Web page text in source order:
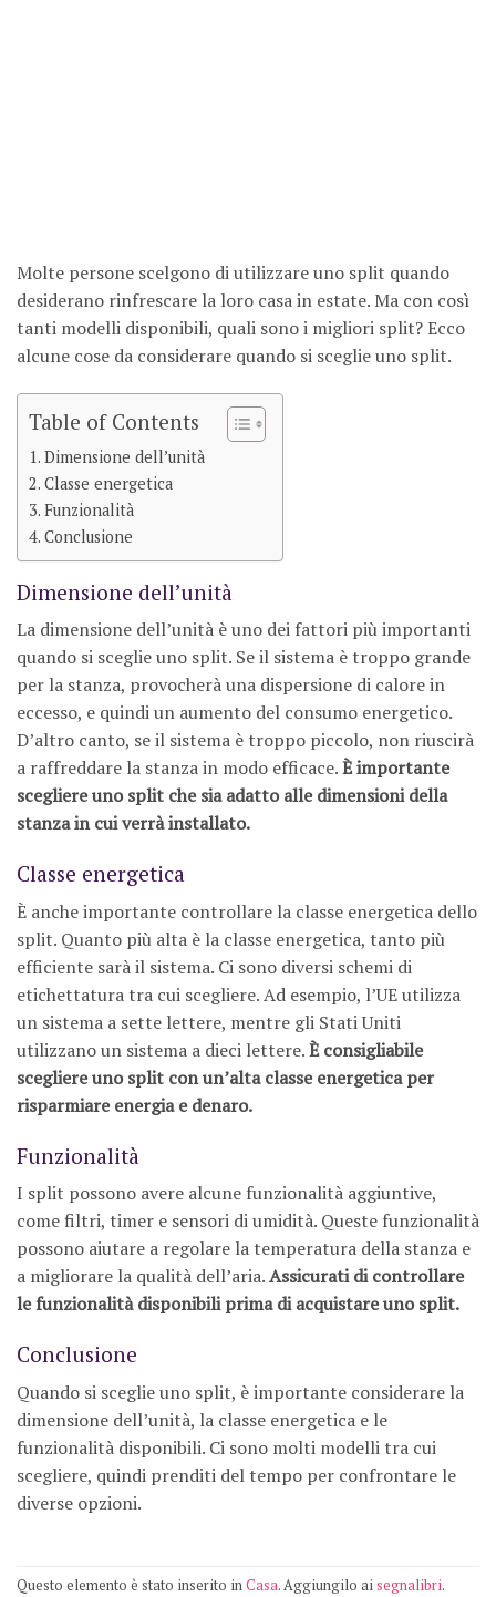
Molte persone scelgono di utilizzare uno split quando
desiderano rinfrescare la loro casa in estate. Ma con così
tanti modelli disponibili, quali sono i migliori split? Ecco
alcune cose da considerare quando si sceglie uno split.
Table of Contents
Dimensione dell’unità
Classe energetica
Funzionalità
Conclusione
Dimensione dell’unità
La dimensione dell’unità è uno dei fattori più importanti
quando si sceglie uno split. Se il sistema è troppo grande
per la stanza, provocherà una dispersione di calore in
eccesso, e quindi un aumento del consumo energetico.
D’altro canto, se il sistema è troppo piccolo, non riuscirà
a raffreddare la stanza in modo efficace.È importante
scegliere uno split che sia adatto alle dimensioni della
stanza in cui verrà installato.
Classe energetica
È anche importante controllare la classe energetica dello
split. Quanto più alta è la classe energetica, tanto più
efficiente sarà il sistema. Ci sono diversi schemi di
etichettatura tra cui scegliere. Ad esempio, l’UE utilizza
un sistema a sette lettere, mentre gli Stati Uniti
utilizzano un sistema a dieci lettere.È consigliabile
scegliere uno split con un’alta classe energetica per
risparmiare energia e denaro.
Funzionalità
I split possono avere alcune funzionalità aggiuntive,
come filtri, timer e sensori di umidità. Queste funzionalità
possono aiutare a regolare la temperatura della stanza e
a migliorare la qualità dell’aria.Assicurati di controllare
le funzionalità disponibili prima di acquistare uno split.
Conclusione
Quando si sceglie uno split, è importante considerare la
dimensione dell’unità, la classe energetica e le
funzionalità disponibili. Ci sono molti modelli tra cui
scegliere, quindi prenditi del tempo per confrontare le
diverse opzioni.
Questo elemento è stato inserito inCasa. Aggiungilo aisegnalibri.